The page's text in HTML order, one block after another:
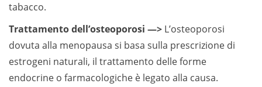
tabacco.
Trattamento dell’osteoporosi —> L’osteoporosi
dovuta alla menopausa si basa sulla prescrizione di
estrogeni naturali, il trattamento delle forme
endocrine o farmacologiche è legato alla causa.